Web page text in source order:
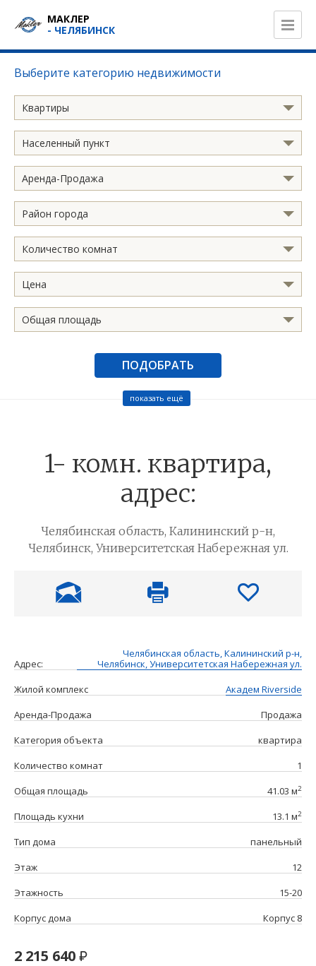
МАКЛЕР
- ЧЕЛЯБИНСК
Выберите категорию недвижимости
Квартиры
Населенный пункт
Аренда-Продажа
Район города
Количество комнат
Цена
Общая площадь
ПОДОБРАТЬ
показать ещё
1- комн. квартира,
адрес:
Челябинская область, Калининский р-н,
Челябинск, Университетская Набережная ул.
Адрес:
Челябинская область, Калининский р-н,
Челябинск, Университетская Набережная ул.
Жилой комплекс
Академ Riverside
Аренда-Продажа
Продажа
Категория объекта
квартира
Количество комнат
1
Общая площадь
41.03 м2
Площадь кухни 13.1 м2
Тип дома
панельный
Этаж
12
Этажность
15-20
Корпус дома
Корпус 8
2 215 640